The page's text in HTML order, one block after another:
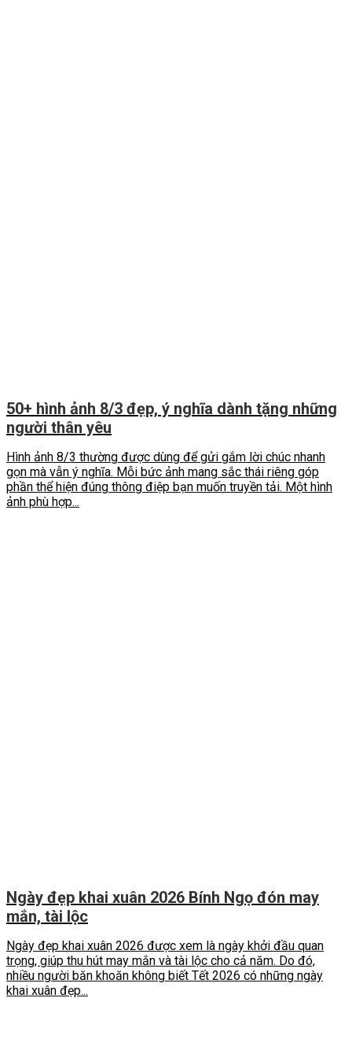
50+ hình ảnh 8/3 đẹp, ý nghĩa dành tặng những
người thân yêu
Hình ảnh 8/3 thường được dùng để gửi gắm lời chúc nhanh
gọn mà vẫn ý nghĩa. Mỗi bức ảnh mang sắc thái riêng góp
phần thể hiện đúng thông điệp bạn muốn truyền tải. Một hình
ảnh phù hợp...
Ngày đẹp khai xuân 2026 Bính Ngọ đón may
mắn, tài lộc
Ngày đẹp khai xuân 2026 được xem là ngày khởi đầu quan
trọng, giúp thu hút may mắn và tài lộc cho cả năm. Do đó,
nhiều người băn khoăn không biết Tết 2026 có những ngày
khai xuân đẹp...